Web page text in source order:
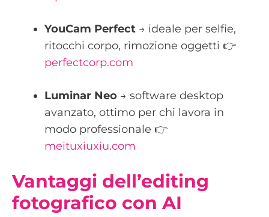
YouCam Perfect → ideale per selfie,
ritocchi corpo, rimozione oggetti 👉
perfectcorp.com
Luminar Neo → software desktop
avanzato, ottimo per chi lavora in
modo professionale 👉
meituxiuxiu.com
Vantaggi dell’editing
fotografico con AI